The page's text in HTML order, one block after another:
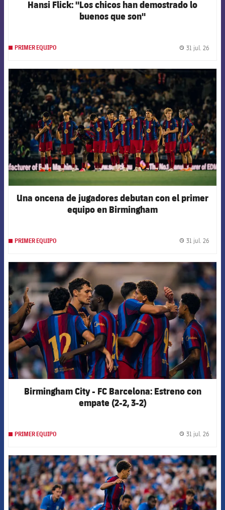
Hansi Flick: "Los chicos han demostrado lo
buenos que son"
PRIMER EQUIPO 31 jul. 26
FCB Barcelona badge
Una oncena de jugadores debutan con el primer
equipo en Birmingham
PRIMER EQUIPO 31 jul. 26
FCB Barcelona badge
Birmingham City - FC Barcelona: Estreno con
empate (2-2, 3-2)
PRIMER EQUIPO 31 jul. 26
FCB Barcelona badge